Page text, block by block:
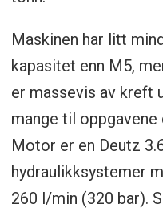
Maskinen har litt
kapasitet enn M5,
er massevis av kreft
mange til
Motor er en Deutz
hydraulikksystemer
260 l/min (320 bar).